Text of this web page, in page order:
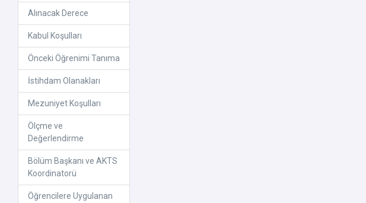
Alınacak Derece
Kabul Koşulları
Önceki Öğrenimi Tanıma
İstihdam Olanakları
Mezuniyet Koşulları
Ölçme ve
Değerlendirme
Bölüm Başkanı ve AKTS
Koordinatorü
Öğrencilere Uygulanan